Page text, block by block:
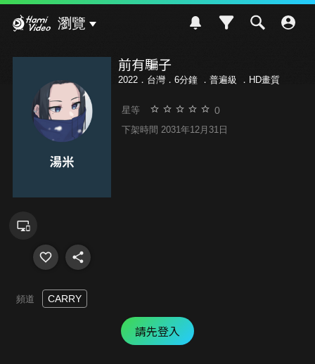
瀏覽
前有騙子
2022．台灣．6分鐘 ． 普遍級 ．HD畫質
星等 0
下架時間 2031年12月31日
頻道 CARRY
請先登入